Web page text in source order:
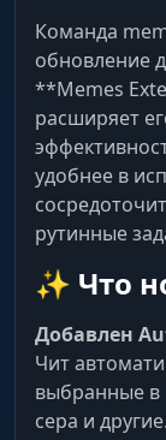
Команда
обновление
**Memes
расширяет
удобнее в
рутинные
✨ Что
Добавлен
Чит
выбранные в
сера и